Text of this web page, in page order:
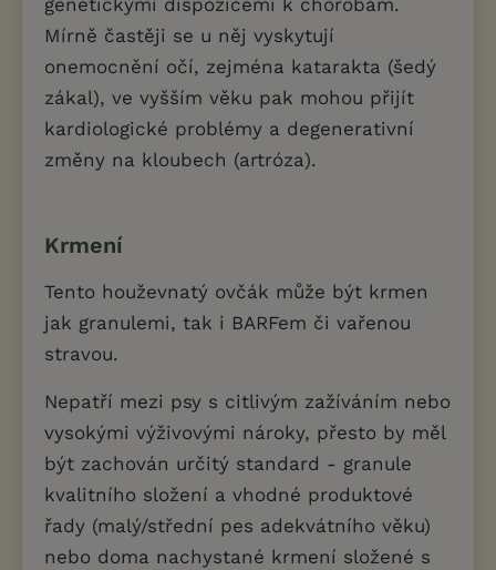
genetickými dispozicemi k chorobám.
Mírně častěji se u něj vyskytují
onemocnění očí, zejména katarakta (šedý
zákal), ve vyšším věku pak mohou přijít
kardiologické problémy a degenerativní
změny na kloubech (artróza).
Krmení
Tento houževnatý ovčák může být krmen
jak granulemi, tak i BARFem či vařenou
stravou.
Nepatří mezi psy s citlivým zažíváním nebo
vysokými výživovými nároky, přesto by měl
být zachován určitý standard - granule
kvalitního složení a vhodné produktové
řady (malý/střední pes adekvátního věku)
nebo doma nachystané krmení složené s